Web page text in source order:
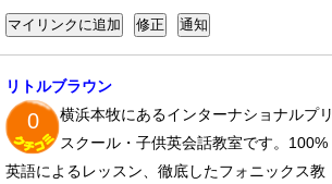
リトルブラウン
0
横浜本牧にあるインターナショナルプリ
スクール・子供英会話教室です。100%
英語によるレッスン、徹底したフォニックス教